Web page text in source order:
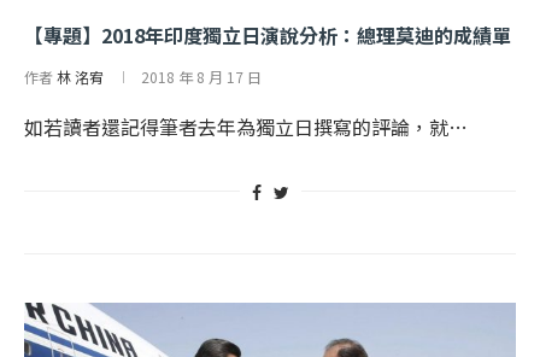
【專題】2018年印度獨立日演說分析：總理莫迪的成績單
作者林 洺宥 2018 年 8 月 17 日
如若讀者還記得筆者去年為獨立日撰寫的評論，就…